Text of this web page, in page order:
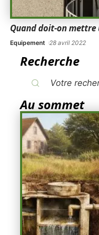
Quand doit-on mettre
Equipement 28 avril 2022
Recherche
Au sommet